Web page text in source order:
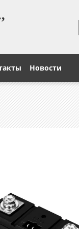
Новости